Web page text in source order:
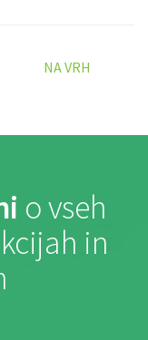
NA VRH
o vseh
in